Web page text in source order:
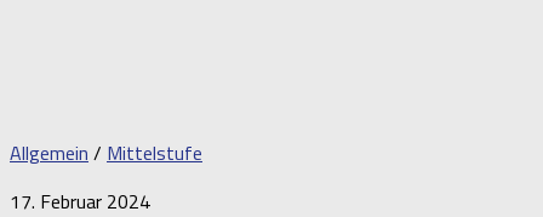
Allgemein / Mittelstufe
17. Februar 2024